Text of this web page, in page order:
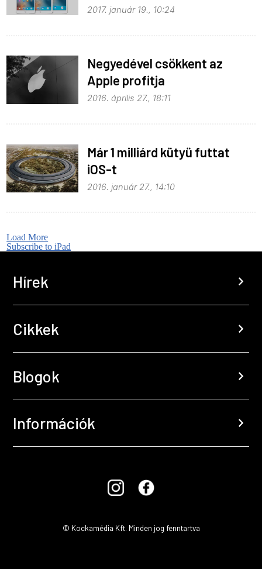
2017. január 19., 10:24
Negyedével csökkent az
Apple profitja
2016. április 27., 18:11
Már 1 milliárd kütyü futtat
iOS-t
2016. január 27., 14:10
Load More
Subscribe to iPad
Hírek chevron_right
Cikkek chevron_right
Blogok chevron_right
Információk chevron_right
© Kockamédia Kft. Minden jog fenntartva